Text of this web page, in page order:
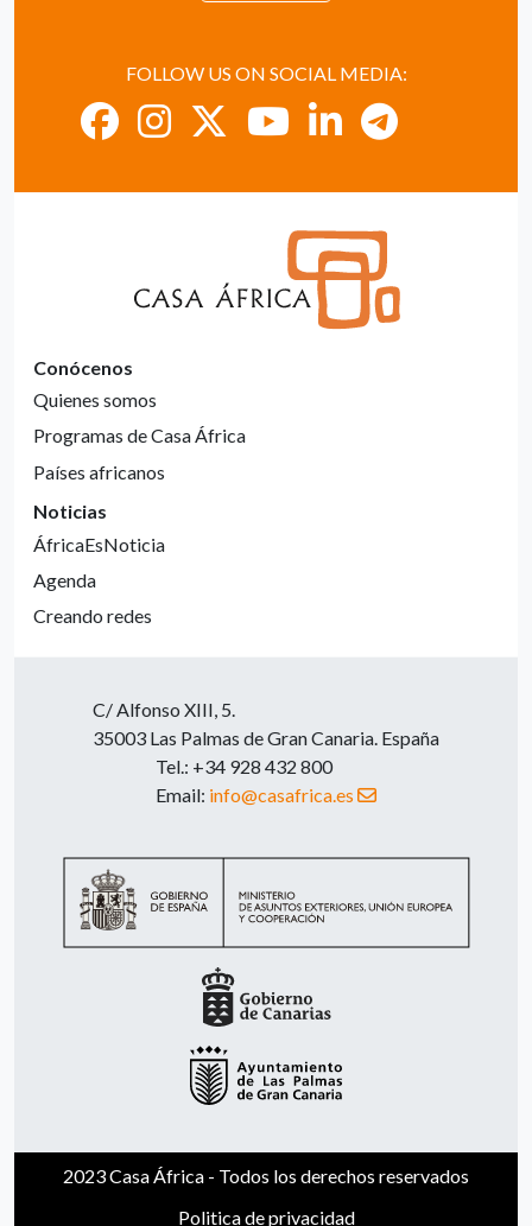
FOLLOW US ON SOCIAL MEDIA:
Conócenos
Quienes somos
Programas de Casa África
Países africanos
Noticias
ÁfricaEsNoticia
Agenda
Creando redes
C/ Alfonso XIII, 5.
35003 Las Palmas de Gran Canaria. España
Tel.: +34 928 432 800
Email: info@casafrica.es
2023 Casa África - Todos los derechos reservados
Politica de privacidad